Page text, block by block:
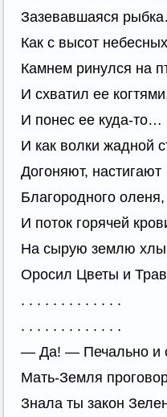
Зазевавшаяся
Как с высот
Камнем ринулся на
И схватил ее
И понес ее куда-то…
И как волки жадной
Догоняют, настигают
Благородного оленя,
И поток горячей
На сырую землю
Оросил Цветы и
. . . . . . . . . . . . .
. . . . . . . . . . . . .
— Да! — Печально и
Мать-Земля
Знала ты закон